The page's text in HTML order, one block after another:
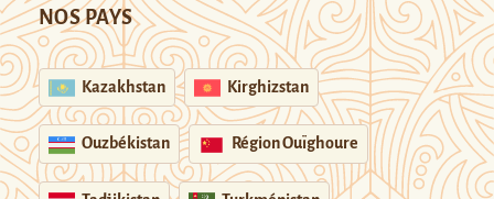
NOS PAYS
Kazakhstan Kirghizstan
Ouzbékistan Région Ouïghoure